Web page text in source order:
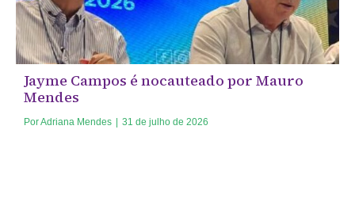
Jayme Campos é nocauteado por Mauro
Mendes
PorAdriana Mendes | 31 de julho de 2026